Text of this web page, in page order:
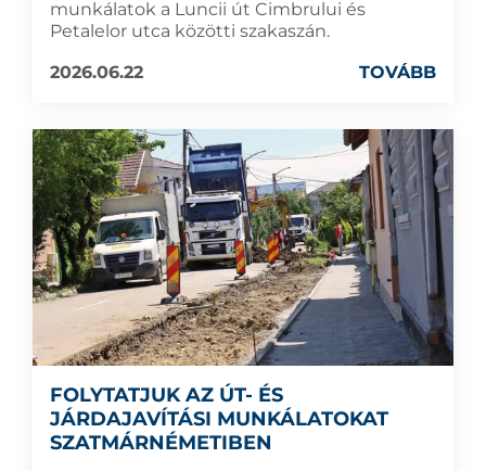
munkálatok a Luncii út Cimbrului és
Petalelor utca közötti szakaszán.
2026.06.22
TOVÁBB
FOLYTATJUK AZ ÚT- ÉS
JÁRDAJAVÍTÁSI MUNKÁLATOKAT
SZATMÁRNÉMETIBEN